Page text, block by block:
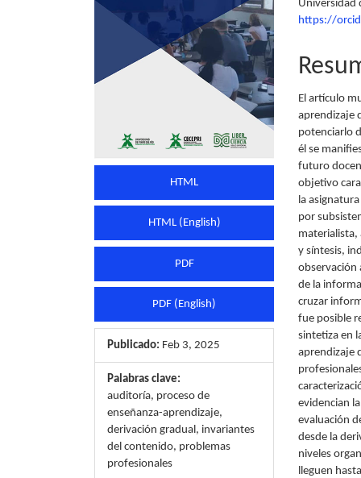
artículo
HTML
HTML (English)
PDF
PDF (English)
Publicado: Feb 3, 2025
Palabras clave:
auditoría, proceso de
enseñanza-aprendizaje,
derivación gradual, invariantes
del contenido, problemas
profesionales
Universidad
https://
El artículo
aprendizaje
potenciarlo
él se
futuro
objetivo
la
por
materialista,
y síntesis,
observación
de la
cruzar
fue posible
sintetiza en
aprendizaje
evidencian
evaluación
desde la
niveles
lleguen